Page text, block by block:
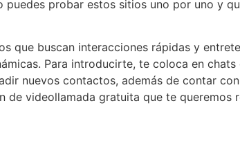
probar estos sitios uno por uno y
que buscan interacciones rápidas y
Para introducirte, te coloca en
nuevos contactos, además de contar
de videollamada gratuita que te queremos